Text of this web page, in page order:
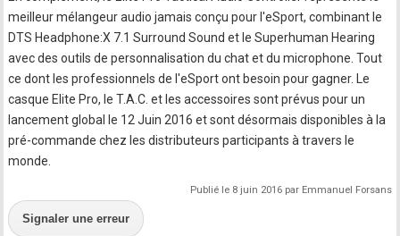
meilleur mélangeur audio jamais conçu pour l'eSport, combinant le
DTS Headphone:X 7.1 Surround Sound et le Superhuman Hearing
avec des outils de personnalisation du chat et du microphone. Tout
ce dont les professionnels de l'eSport ont besoin pour gagner. Le
casque Elite Pro, le T.A.C. et les accessoires sont prévus pour un
lancement global le 12 Juin 2016 et sont désormais disponibles à la
pré-commande chez les distributeurs participants à travers le
monde.
Publié le 8 juin 2016 par Emmanuel Forsans
Signaler une erreur